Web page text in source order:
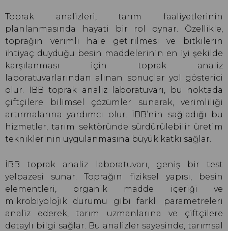
Toprak analizleri, tarım faaliyetlerinin
planlanmasında hayati bir rol oynar. Özellikle,
toprağın verimli hale getirilmesi ve bitkilerin
ihtiyaç duyduğu besin maddelerinin en iyi şekilde
karşılanması için toprak analiz
laboratuvarlarından alınan sonuçlar yol gösterici
olur. İBB toprak analiz laboratuvarı, bu noktada
çiftçilere bilimsel çözümler sunarak, verimliliği
artırmalarına yardımcı olur. İBB’nin sağladığı bu
hizmetler, tarım sektöründe sürdürülebilir üretim
tekniklerinin uygulanmasına büyük katkı sağlar.
İBB toprak analiz laboratuvarı, geniş bir test
yelpazesi sunar. Toprağın fiziksel yapısı, besin
elementleri, organik madde içeriği ve
mikrobiyolojik durumu gibi farklı parametreleri
analiz ederek, tarım uzmanlarına ve çiftçilere
detaylı bilgi sağlar. Bu analizler sayesinde, tarımsal